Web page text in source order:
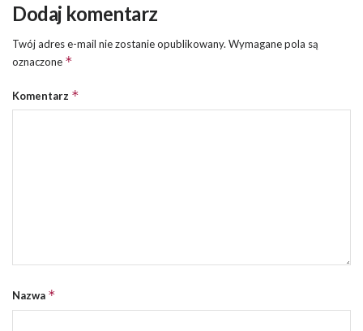
Dodaj komentarz
Twój adres e-mail nie zostanie opublikowany. Wymagane pola są
oznaczone *
Komentarz *
Nazwa *